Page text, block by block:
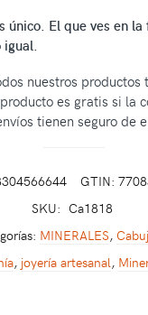
único. El que ves en
igual.
nuestros productos
es gratis si la
tienen seguro de
GTIN:
SKU: Ca1818
MINERALES,
, joyería artesanal,